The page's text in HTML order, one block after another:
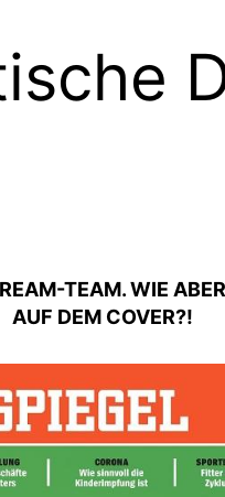
TEAM. WIE
AUF DEM COVER?!